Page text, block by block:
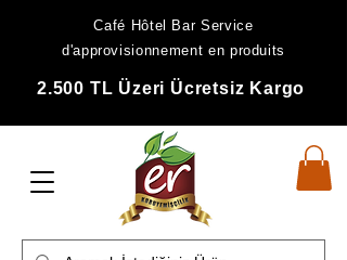
Café Hôtel Bar Service
d'approvisionnement en produits
2.500 TL Üzeri Ücretsiz Kargo